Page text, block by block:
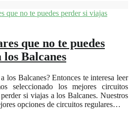
que no te puedes
Balcanes
los Balcanes? Entonces te interesa leer
seleccionado los mejores circuitos
si viajas a los Balcanes. Nuestros
opciones de circuitos regulares…